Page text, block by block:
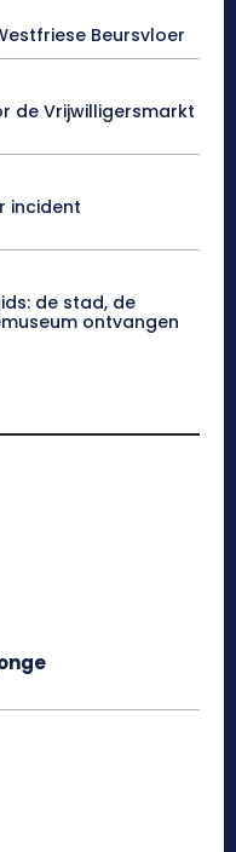
Beursvloer
de Vrijwilligersmarkt
incident
de stad, de
ontvangen